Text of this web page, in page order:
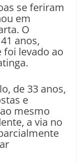
se feriram
em
O
anos,
levado ao
de 33 anos,
e
mesmo
a via no